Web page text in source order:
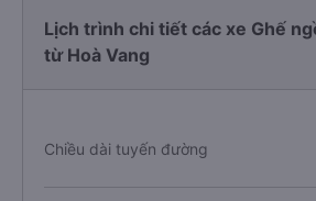
Lịch trình chi tiết các xe Ghế
từ Hoà Vang
Chiều dài tuyến đường